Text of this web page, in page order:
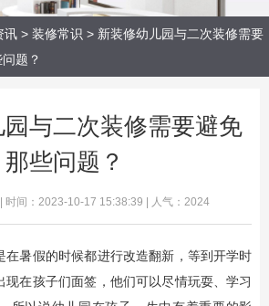
讯 > 装修常识 > 新装修幼儿园与二次装修需要
题？
与二次装修需要避免
那些问题？
时间：2023-10-17 15:38:39 | 人气：2024
在暑假的时候都进行改造翻新，等到开学时
现在孩子们面签，他们可以尽情玩耍、学习